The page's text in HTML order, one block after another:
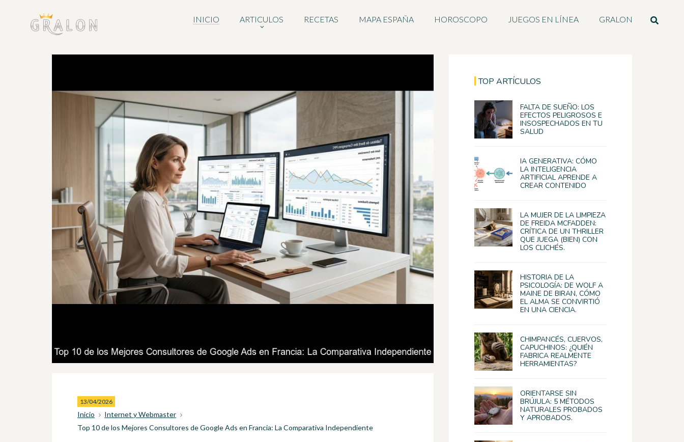
INICIO ARTICULOS RECETAS MAPA ESPAÑA HOROSCOPO JUEGOS EN LÍNEA GRALON
13/04/2026
Inicio
Internet y Webmaster
Top 10 de los Mejores Consultores de Google Ads en Francia: La Comparativa Independiente
TOP ARTÍCULOS
FALTA DE SUEÑO: LOS
EFECTOS PELIGROSOS E
INSOSPECHADOS EN TU
SALUD
IA GENERATIVA: CÓMO
LA INTELIGENCIA
ARTIFICIAL APRENDE A
CREAR CONTENIDO
LA MUJER DE LA LIMPIEZA
DE FREIDA MCFADDEN:
CRÍTICA DE UN THRILLER
QUE JUEGA (BIEN) CON
LOS CLICHÉS.
HISTORIA DE LA
PSICOLOGÍA: DE WOLF A
MAINE DE BIRAN, CÓMO
EL ALMA SE CONVIRTIÓ
EN UNA CIENCIA.
CHIMPANCÉS, CUERVOS,
CAPUCHINOS: ¿QUIÉN
FABRICA REALMENTE
HERRAMIENTAS?
ORIENTARSE SIN
BRÚJULA: 5 MÉTODOS
NATURALES PROBADOS
Y APROBADOS.